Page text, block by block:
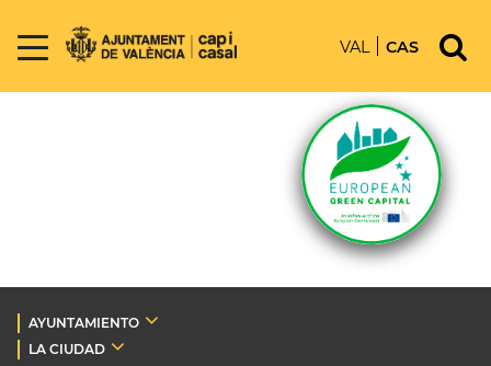
VAL CAS
AYUNTAMIENTO
LA CIUDAD